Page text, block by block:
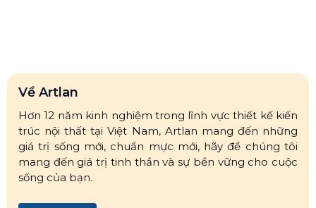
Về Artlan
Hơn 12 năm kinh nghiệm trong lĩnh vực thiết kế kiến
trúc nội thất tại Việt Nam, Artlan mang đến những
giá trị sống mới, chuẩn mực mới, hãy để chúng tôi
mang đến giá trị tinh thần và sự bền vững cho cuộc
sống của bạn.